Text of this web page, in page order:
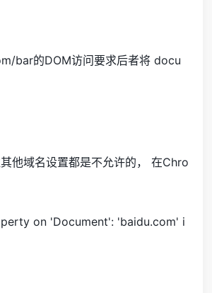
bar的DOM访问要求后者将 docu
他域名设置都是不允许的， 在Chro
on 'Document': 'baidu.com' i